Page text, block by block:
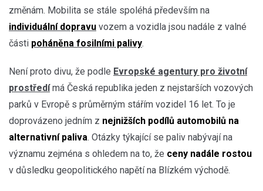
změnám. Mobilita se stále spoléhá především na
individuální dopravu vozem a vozidla jsou nadále z valné
části poháněna fosilními palivy.
Není proto divu, že podle Evropské agentury pro životní
prostředímá Česká republika jeden z nejstarších vozových
parků v Evropě s průměrným stářím vozidel 16 let. To je
doprovázeno jedním z nejnižších podílů automobilů na
alternativní paliva. Otázky týkající se paliv nabývají na
významu zejména s ohledem na to, že ceny nadále rostou
v důsledku geopolitického napětí na Blízkém východě.